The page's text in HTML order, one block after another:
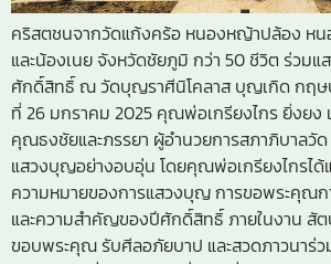
คริสตชนจากวัดแก้งคร้อ หนองหญ้าปล้อง หน
และน้องเนย จังหวัดชัยภูมิ กว่า 50 ชีวิต ร่วมแ
ศักดิ์สิทธิ์ ณ วัดบุญราศีนิโคลาส บุญเกิด กฤษ
ที่ 26 มกราคม 2025 คุณพ่อเกรียงไกร ยิ่งยง
คุณธงชัยและภรรยา ผู้อำนวยการสภาภิบาลวั
แสวงบุญอย่างอบอุ่น โดยคุณพ่อเกรียงไกรได้
ความหมายของการแสวงบุญ การขอพระคุณ
และความสำคัญของปีศักดิ์สิทธิ์ ภายในงาน สั
ขอบพระคุณ รับศีลอภัยบาป และสวดภาวนาร่